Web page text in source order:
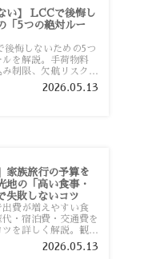
い】 LCCで後悔し
「5つの絶対ルー
後悔しないための5つ
ルを解説。手荷物料
み制限、欠航リスク、
ど、格安航空会社を利
っておきたい注意点
2026.05.13
家族旅行の予算を
地の「高い食事・
失敗しないコツ
出費が増えやすい食
代・宿泊費・交通費を
を詳しく解説。観光
ける方法や、早割・ス
、予算管理のポイン
2026.05.13